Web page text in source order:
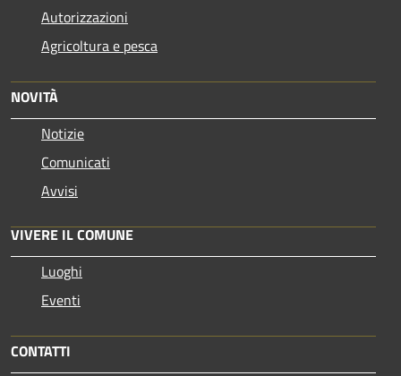
Autorizzazioni
Agricoltura e pesca
NOVITÀ
Notizie
Comunicati
Avvisi
VIVERE IL COMUNE
Luoghi
Eventi
CONTATTI